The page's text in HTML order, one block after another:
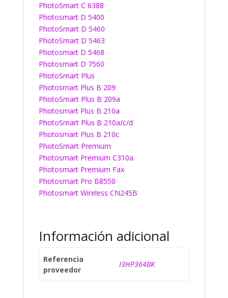
PhotoSmart C 6388
Photosmart D 5400
PhotoSmart D 5460
PhotoSmart D 5463
Photosmart D 5468
Photosmart D 7560
PhotoSmart Plus
Photosmart Plus B 209
PhotoSmart Plus B 209a
Photosmart Plus B 210a
PhotoSmart Plus B 210a/c/d
Photosmart Plus B 210c
PhotoSmart Premium
Photosmart Premium C310a
Photosmart Premium Fax
Photosmart Pro B8550
Photosmart Wireless CN245B
Información adicional
Referencia
proveedor
I3HP364BK